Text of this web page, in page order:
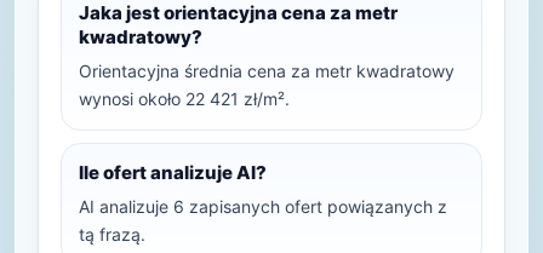
Jaka jest orientacyjna cena za metr
kwadratowy?
Orientacyjna średnia cena za metr kwadratowy
wynosi około 22 421 zł/m².
Ile ofert analizuje AI?
AI analizuje 6 zapisanych ofert powiązanych z
tą frazą.